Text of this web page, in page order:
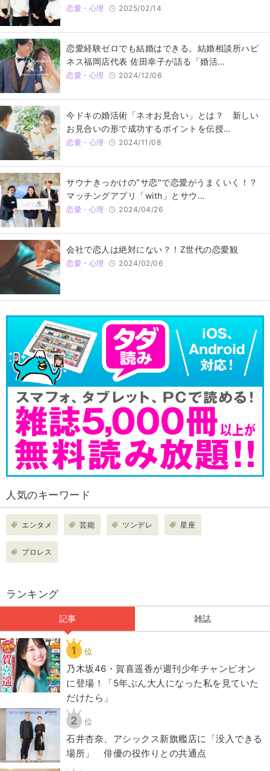
恋愛・心理 2025/02/14
恋愛経験ゼロでも結婚はできる。結婚相談所ハピ
ネス福岡店代表 佐田幸子が語る「婚活…
恋愛・心理 2024/12/06
今ドキの婚活術「ネオお見合い」とは？ 新しい
お見合いの形で成功するポイントを伝授…
恋愛・心理 2024/11/08
サウナきっかけの"サ恋"で恋愛がうまくいく！？
マッチングアプリ「with」とサウ…
恋愛・心理 2024/04/26
会社で恋人は絶対にない？！Z世代の恋愛観
恋愛・心理 2024/02/06
人気のキーワード
エンタメ 芸能 ツンデレ 星座
プロレス
ランキング
記事 雑誌
1 位
乃木坂46・賀喜遥香が週刊少年チャンピオン
に登場！「5年ぶん大人になった私を見ていた
だけたら」
2 位
石井杏奈、アシックス新旗艦店に「没入できる
場所」 俳優の役作りとの共通点